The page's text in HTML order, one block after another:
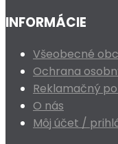
INFORMÁCIE
Všeobecné
Ochrana
Reklamačný
O nás
Môj účet /